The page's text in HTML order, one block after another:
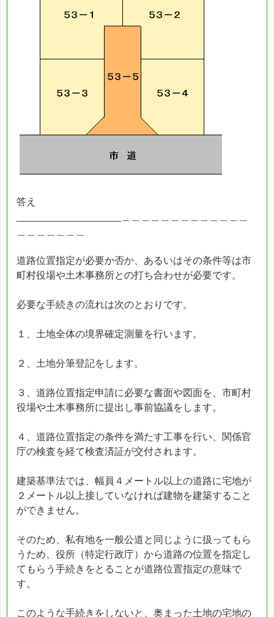
答え
道路位置指定が必要か否か、あるいはその条件等は市
町村役場や土木事務所との打ち合わせが必要です。
必要な手続きの流れは次のとおりです。
１、土地全体の境界確定測量を行います。
２、土地分筆登記をします。
３、道路位置指定申請に必要な書面や図面を、市町村
役場や土木事務所に提出し事前協議をします。
４、道路位置指定の条件を満たす工事を行い、関係官
庁の検査を経て検査済証が交付されます。
建築基準法では、幅員４メートル以上の道路に宅地が
２メートル以上接していなければ建物を建築すること
ができません。
そのため、私有地を一般公道と同じように扱ってもら
うため、役所（特定行政庁）から道路の位置を指定し
てもらう手続きをとることが道路位置指定の意味で
す。
このような手続きをしないと、奥まった土地の宅地の